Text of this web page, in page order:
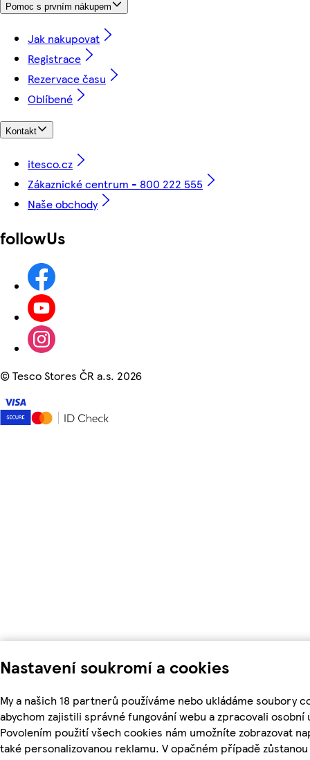
Nastavení soukromí a cookies
My a našich 18 partnerů používáme nebo ukládáme soubory
abychom zajistili správné fungování webu a zpracovali osobní
Povolením použití všech cookies nám umožníte zobrazovat
také personalizovanou reklamu. V opačném případě
Pomoc s prvním nákupem
Jak nakupovat
Registrace
Rezervace času
Oblíbené
Kontakt
itesco.cz
Zákaznické centrum - 800 222 555
Naše obchody
followUs
©Tesco Stores ČR a.s. 2026